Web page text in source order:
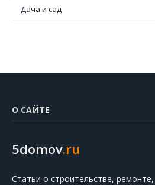
Дача и сад
О САЙТЕ
5domov.ru
Статьи о строительстве,